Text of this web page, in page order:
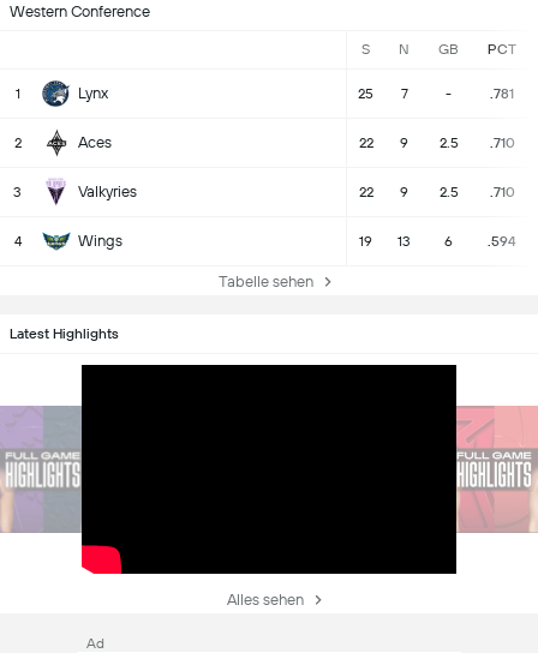
Western Conference
S N GB PCT
1 Lynx 25 7 - .781
2 Aces 22 9 2.5 .710
3 Valkyries 22 9 2.5 .710
4 Wings 19 13 6 .594
Tabelle sehen
Latest Highlights
Alles sehen
Ad